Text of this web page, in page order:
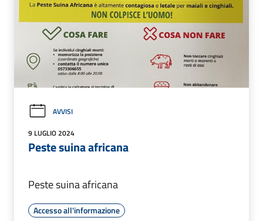
AVVISI
9 LUGLIO 2024
Peste suina africana
Peste suina africana
Accesso all'informazione